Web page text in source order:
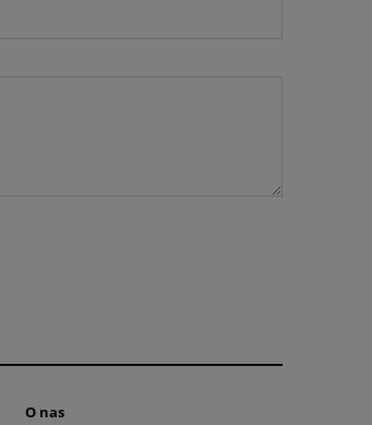
O nas